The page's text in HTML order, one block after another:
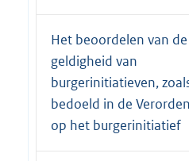
Het beoordelen van de
geldigheid van
burgerinitiatieven,
bedoeld in de
op het burgerinitiatief